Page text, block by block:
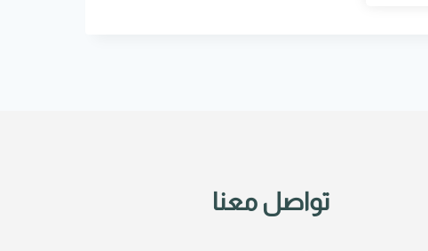
تواصل معنا